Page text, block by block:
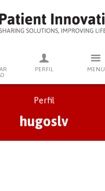
PERFIL MENU
ENTER PARA PESQUISAR
Perfil
hugoslv
primários